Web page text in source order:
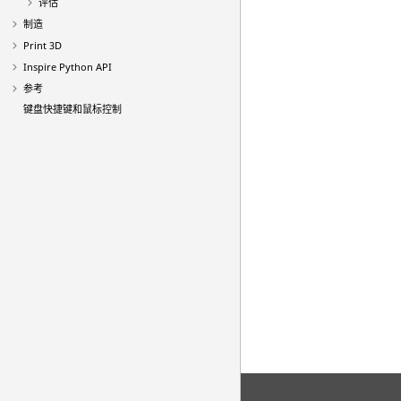
制造
Print 3D
Inspire Python API
参考
键盘快捷键和鼠标控制